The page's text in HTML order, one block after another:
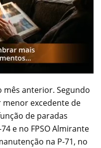
mês anterior. Segundo
menor excedente de
de paradas
e no FPSO Almirante
na P-71, no